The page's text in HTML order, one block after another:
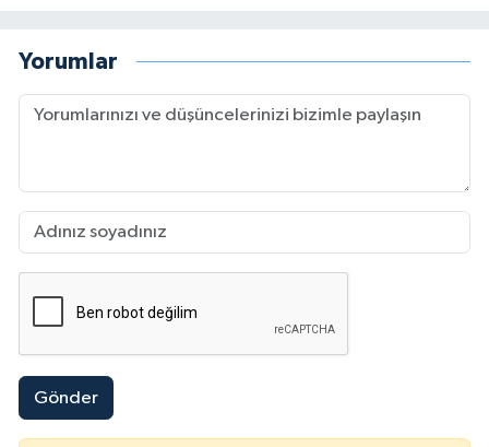
Yorumlar
Gönder